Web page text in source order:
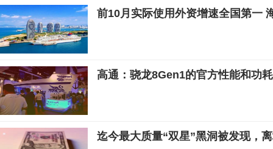
前10月实际使用外资增速全国第一
高通：骁龙8Gen1的官方性能和功
迄今最大质量“双星”黑洞被发现，